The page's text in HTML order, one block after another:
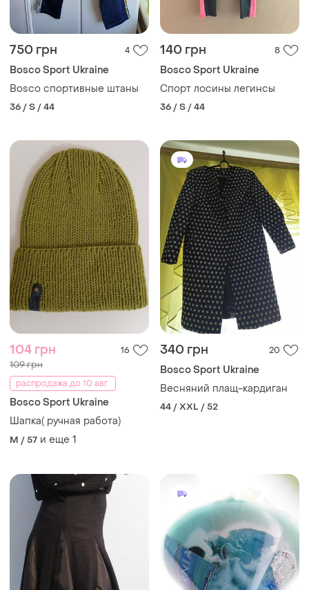
750 грн 4
Bosco Sport Ukraine
Bosco спортивные штаны
36 / S / 44
140 грн 8
Bosco Sport Ukraine
Спорт лосины легинсы
36 / S / 44
104 грн 16
109 грн
распродажа до 10 авг.
Bosco Sport Ukraine
Шапка( ручная работа)
M / 57 и еще 1
340 грн 20
Bosco Sport Ukraine
Весняний плащ-кардиган
44 / XXL / 52